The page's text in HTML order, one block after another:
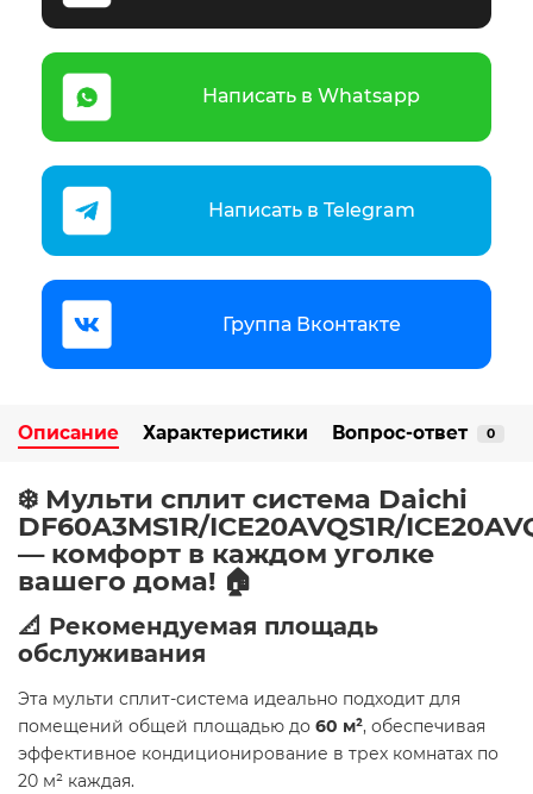
Написать в Whatsapp
Написать в Telegram
Группа Вконтакте
Описание Характеристики Вопрос-ответ 0
❄️ Мульти сплит система Daichi
DF60A3MS1R/ICE20AVQS1R/
— комфорт в каждом уголке
вашего дома! 🏠
📐 Рекомендуемая площадь
обслуживания
Эта мульти сплит-система идеально подходит для
помещений общей площадью до 60 м², обеспечивая
эффективное кондиционирование в трех комнатах по
20 м² каждая.